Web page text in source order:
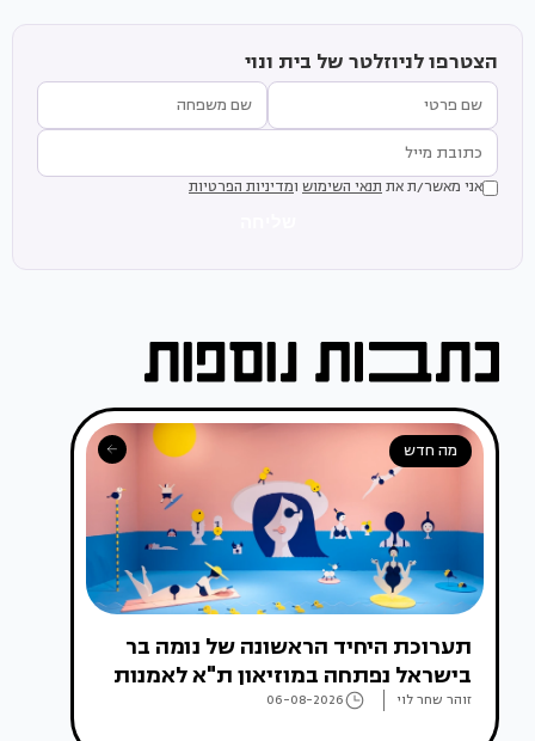
הצטרפו לניוזלטר של בית ונוי
אני מאשר/ת את תנאי השימוש ומדיניות הפרטיות
מה חדש
תערוכת היחיד הראשונה של נומה בר
בישראל נפתחה במוזיאון ת"א לאמנות
זוהר שחר לוי 06-08-2026